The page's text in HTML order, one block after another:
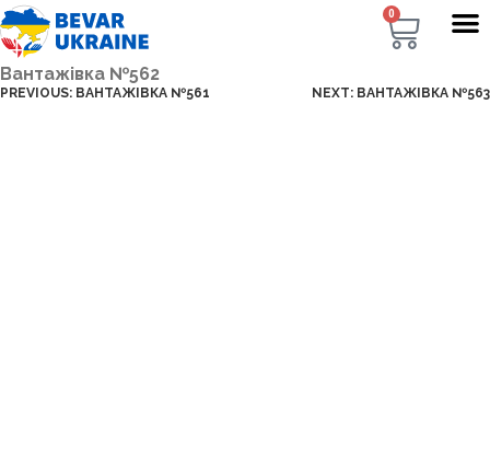
0
Вантажівка №562
PREVIOUS: ВАНТАЖІВКА №561 NEXT: ВАНТАЖІВКА №563